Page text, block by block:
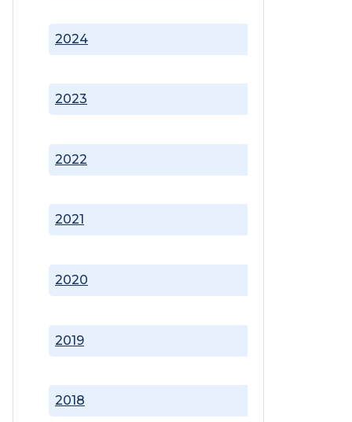
2018
2019
2020
2021
2022
2023
2024